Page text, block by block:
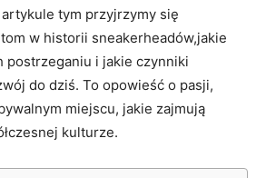
tym przyjrzymy się
w historii sneakerheadów,jakie
postrzeganiu i jakie czynniki
do dziś. To opowieść o pasji,
miejscu, jakie zajmują
kulturze.